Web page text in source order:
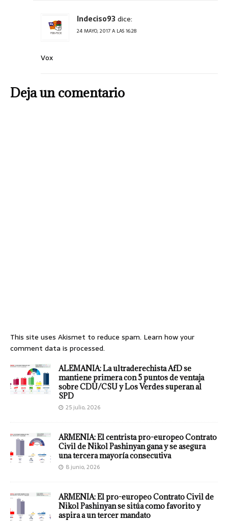
Indeciso93 dice:
24 MAYO, 2017 A LAS 16:28
Vox
Deja un comentario
This site uses Akismet to reduce spam. Learn how your
comment data is processed.
ALEMANIA: La ultraderechista AfD se
mantiene primera con 5 puntos de ventaja
sobre CDU/CSU y Los Verdes superan al
SPD
25 julio, 2026
ARMENIA: El centrista pro-europeo Contrato
Civil de Nikol Pashinyan gana y se asegura
una tercera mayoría consecutiva
8 junio, 2026
ARMENIA: El pro-europeo Contrato Civil de
Nikol Pashinyan se sitúa como favorito y
aspira a un tercer mandato